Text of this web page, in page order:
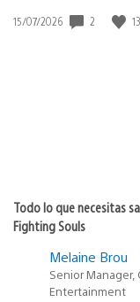
Fecha
15/07/2026 2 13
Todo lo que necesitas
Fighting Souls
Melaine Brou
Senior
Entertainment